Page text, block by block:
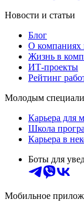
Новости и статьи
Блог
О компаниях
Жизнь в
ИТ-проекты
Рейтинг
Молодым
Карьера для
Школа
Карьера в
Боты для
Мобильное